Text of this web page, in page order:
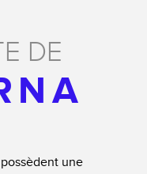
DE
une